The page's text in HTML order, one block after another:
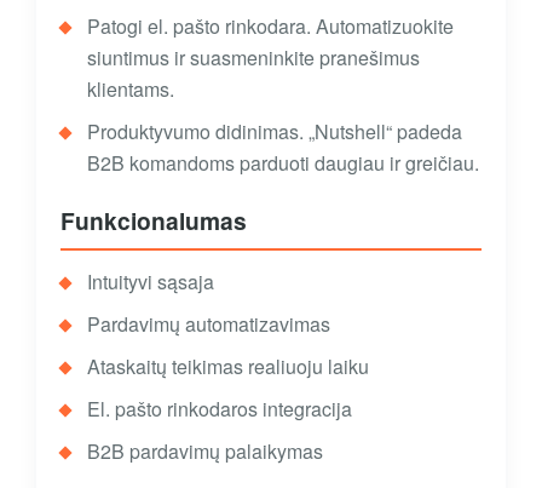
Patogi el. pašto rinkodara. Automatizuokite
siuntimus ir suasmeninkite pranešimus
klientams.
Produktyvumo didinimas. „Nutshell“ padeda
B2B komandoms parduoti daugiau ir greičiau.
Funkcionalumas
Intuityvi sąsaja
Pardavimų automatizavimas
Ataskaitų teikimas realiuoju laiku
El. pašto rinkodaros integracija
B2B pardavimų palaikymas